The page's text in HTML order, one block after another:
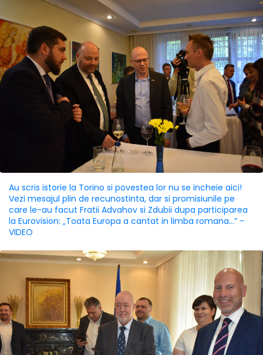
Au scris istorie la Torino si povestea lor nu se incheie aici!
Vezi mesajul plin de recunostinta, dar si promisiunile pe
care le-au facut Fratii Advahov si Zdubii dupa participarea
la Eurovision: „Toata Europa a cantat in limba romana...” -
VIDEO